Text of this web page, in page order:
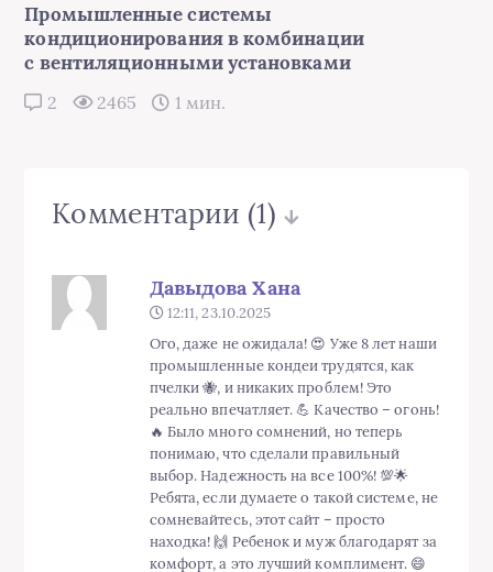
Промышленные системы
кондиционирования в комбинации
с вентиляционными установками
2 2465 1 мин.
Комментарии (1)
Давыдова Хана
12:11, 23.10.2025
Ого, даже не ожидала! 😍 Уже 8 лет наши
промышленные кондеи трудятся, как
пчелки 🐝, и никаких проблем! Это
реально впечатляет. 💪 Качество – огонь!
🔥 Было много сомнений, но теперь
понимаю, что сделали правильный
выбор. Надежность на все 100%! 💯🌟
Ребята, если думаете о такой системе, не
сомневайтесь, этот сайт – просто
находка! 🙌 Ребенок и муж благодарят за
комфорт, а это лучший комплимент. 😄